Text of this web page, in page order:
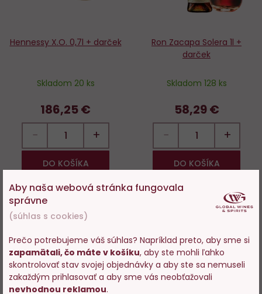
Hennessy X.O. 0,7l + darček
Skladom 20 ks
186,25 €
− +
DO KOŠÍKA
Ron Zacapa Solera 1l +
darček
Skladom 128 ks
58,29 €
− +
DO KOŠÍKA
Novinka
obľúbených
Aby naša webová stránka fungovala
správne
(súhlas s cookies)
Prečo potrebujeme váš súhlas? Napríklad preto, aby sme si
zapamätali, čo máte v košíku, aby ste mohli ľahko
skontrolovať stav svojej objednávky a aby ste sa nemuseli
zakaždým prihlasovať a aby sme vás neobťažovali
nevhodnou reklamou.
Vstupujete na stránky s
predajom alkoholu. Prosím
potvrďte, že Vám už bolo 18